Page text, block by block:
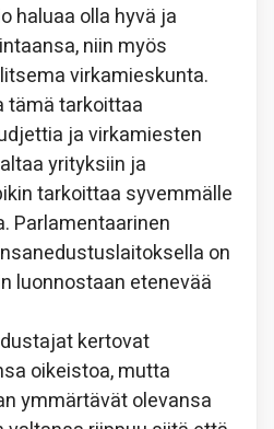
haluaa olla hyvä ja
niin myös
virkamieskunta.
tämä tarkoittaa
ja virkamiesten
yrityksiin ja
tarkoittaa syvemmälle
Parlamentaarinen
on
luonnostaan etenevää
kertovat
oikeistoa, mutta
ymmärtävät olevansa